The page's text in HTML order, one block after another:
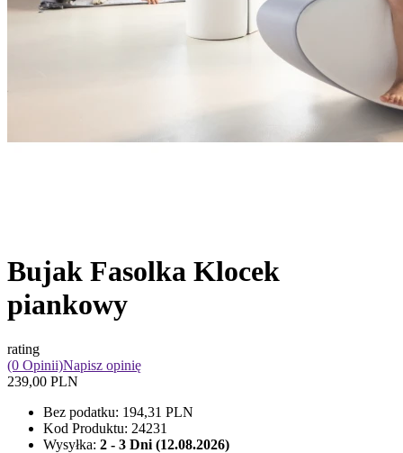
Bujak Fasolka Klocek
piankowy
rating
(0 Opinii)Napisz opinię
239,00 PLN
Bez podatku: 194,31 PLN
Kod Produktu: 24231
Wysyłka: 2 - 3 Dni (12.08.2026)